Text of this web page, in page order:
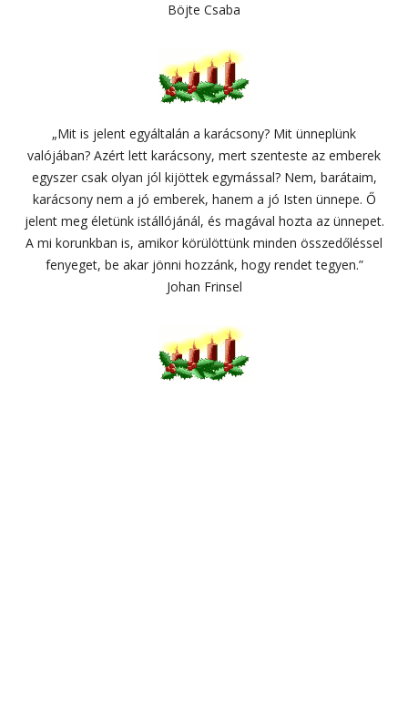
Böjte Csaba
„Mit is jelent egyáltalán a karácsony? Mit ünneplünk
valójában? Azért lett karácsony, mert szenteste az emberek
egyszer csak olyan jól kijöttek egymással? Nem, barátaim,
karácsony nem a jó emberek, hanem a jó Isten ünnepe. Ő
jelent meg életünk istállójánál, és magával hozta az ünnepet.
A mi korunkban is, amikor körülöttünk minden összedőléssel
fenyeget, be akar jönni hozzánk, hogy rendet tegyen.”
Johan Frinsel